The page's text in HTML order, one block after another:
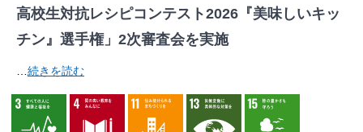
高校生対抗レシピコンテスト2026『美味しいキッ
チン』選手権」2次審査会を実施
続きを読む